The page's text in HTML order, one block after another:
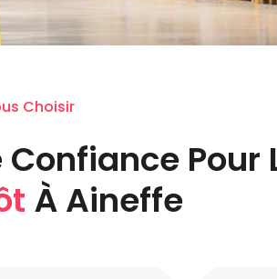
Choisir
Pour
À Aineffe